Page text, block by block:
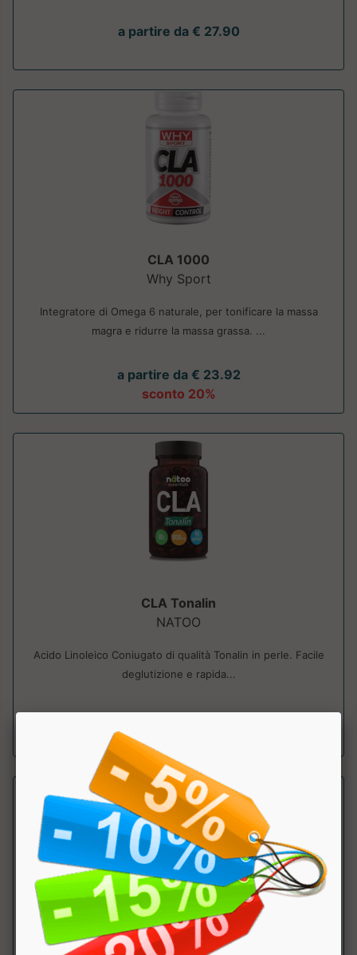
a partire da € 27.90
CLA 1000
Why Sport
Integratore di Omega 6 naturale, per tonificare la massa
magra e ridurre la massa grassa. ...
a partire da € 23.92
sconto 20%
CLA Tonalin
NATOO
Acido Linoleico Coniugato di qualità Tonalin in perle. Facile
deglutizione e rapida...
CLA+